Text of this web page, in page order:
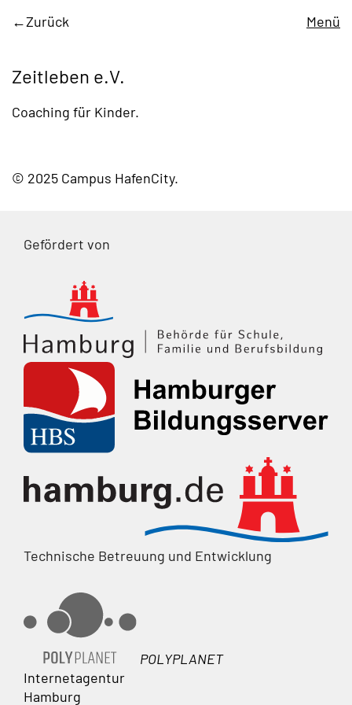
Zurück Menü
Zeitleben e.V.
Coaching für Kinder.
© 2025 Campus HafenCity
Gefördert von
Technische Betreuung und Entwicklung
POLYPLANET
Internetagentur
Hamburg